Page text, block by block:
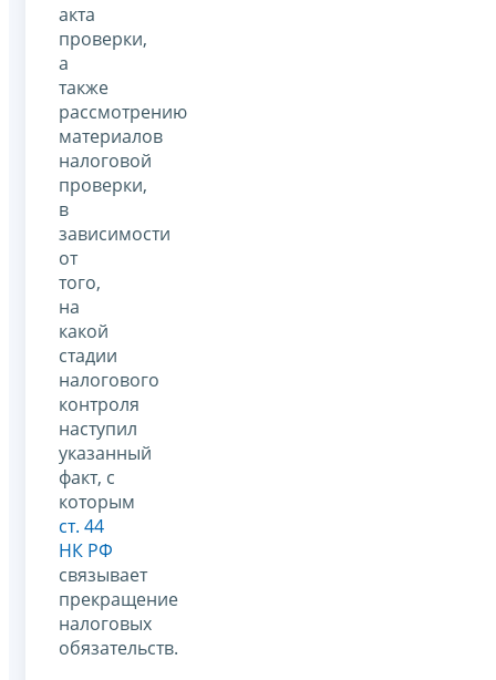
акта
проверки,
а
также
рассмотрению
материалов
налоговой
проверки,
в
зависимости
от
того,
на
какой
стадии
налогового
контроля
наступил
указанный
факт, с
которым
ст. 44
НК РФ
связывает
прекращение
налоговых
обязательств.